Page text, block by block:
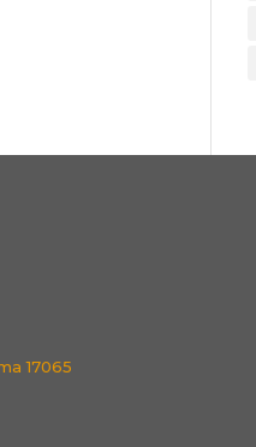
17065